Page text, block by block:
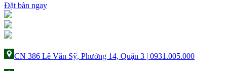
Đặt bàn ngay
CN 386 Lê Văn Sỹ, Phường 14, Quận 3 | 0931.005.000